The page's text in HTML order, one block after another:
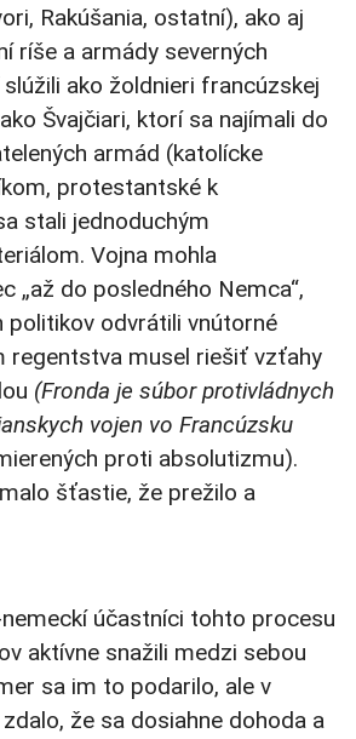
Rakúšania, ostatní), ako aj
ríše a armády severných
ako žoldnieri francúzskej
Švajčiari, ktorí sa najímali do
armád (katolícke
protestantské k
stali jednoduchým
Vojna mohla
„až do posledného Nemca“,
politikov odvrátili vnútorné
regentstva musel riešiť vzťahy
(Fronda je súbor protivládnych
vojen vo Francúzsku
proti absolutizmu).
šťastie, že prežilo a
účastníci tohto procesu
aktívne snažili medzi sebou
sa im to podarilo, ale v
že sa dosiahne dohoda a